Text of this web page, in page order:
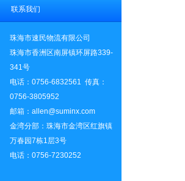
联系我们
珠海市速民物流有限公司
珠海市香洲区南屏镇环屏路339-
341号
电话：0756-6832561 传真：
0756-3805952
邮箱：allen@suminx.com
金湾分部：珠海市金湾区红旗镇
万春园7栋1层3号
电话：0756-7230252